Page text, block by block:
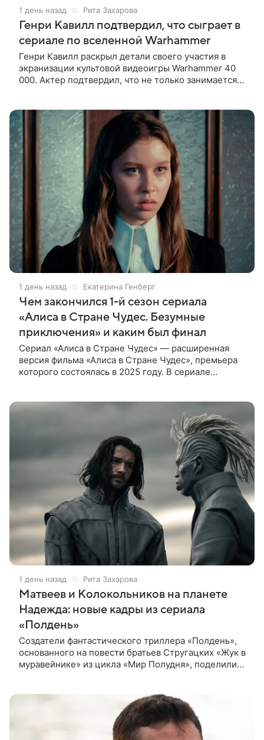
1 день назад Рита Захарова
Генри Кавилл подтвердил, что сыграет в
сериале по вселенной Warhammer
Генри Кавилл раскрыл детали своего участия в
экранизации культовой видеоигры Warhammer 40
000. Актер подтвердил, что не только занимается
1 день назад Екатерина Генберг
Чем закончился 1-й сезон сериала
«Алиса в Стране Чудес. Безумные
приключения» и каким был финал
Сериал «Алиса в Стране Чудес» — расширенная
версия фильма «Алиса в Стране Чудес», премьера
которого состоялась в 2025 году. В сериале
1 день назад Рита Захарова
Матвеев и Колокольников на планете
Надежда: новые кадры из сериала
«Полдень»
Создатели фантастического триллера «Полдень»,
основанного на повести братьев Стругацких «Жук в
муравейнике» из цикла «Мир Полудня», поделились